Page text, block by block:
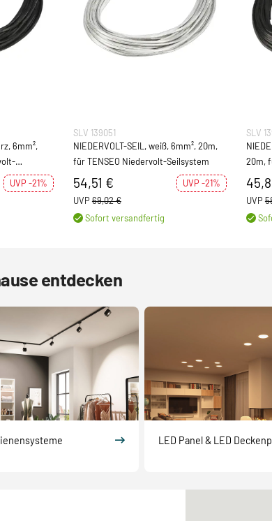
UVP -21%
SLV 139051
NIEDERVOLT-SEIL, weiß, 6mm², 20m,
für TENSEO Niedervolt-Seilsystem
54,51 €
UVP -21%
UVP 69,02 €
Sofort versandfertig
SLV
20m, für TENSEO Niedervolt-
UVP
entdecken
LED Panel & LED